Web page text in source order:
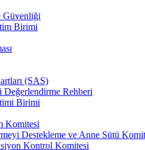
Güvenliği
Birimi
(SAS)
Değerlendirme Rehberi
Birimi
Komitesi
Destekleme ve Anne Sütü
Kontrol Komitesi